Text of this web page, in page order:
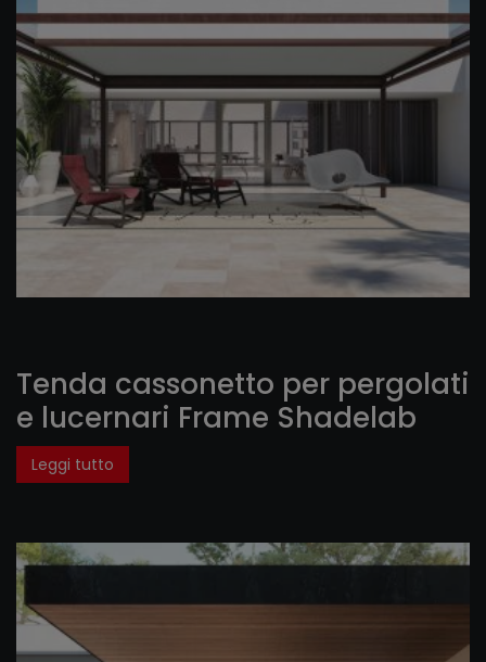
Tenda cassonetto per pergolati
e lucernari Frame Shadelab
Leggi tutto